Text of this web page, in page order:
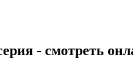
- смотреть